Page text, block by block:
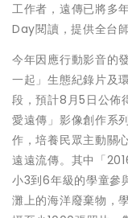
工作者，遠傳已將多
Day閱讀，提供全台
今年因應行動影音的
一起」生態紀錄片及
段，預計8月5日公佈
愛遠傳」影像創作系
作，培養民眾主動關
遠遠流傳。其中「
小3到6年級的學童參
灘上的海洋廢棄物，